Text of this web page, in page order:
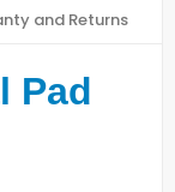
and Returns
Pad